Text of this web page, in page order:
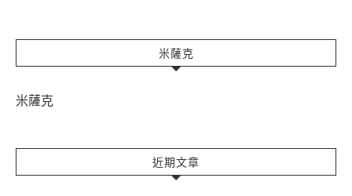
米薩克
米薩克
近期文章